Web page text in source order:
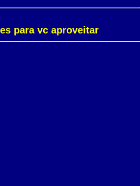
para vc aproveitar